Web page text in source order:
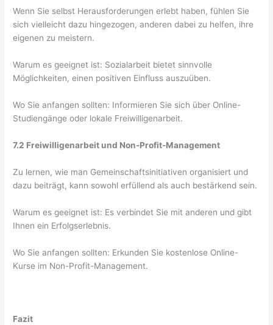
Wenn Sie selbst Herausforderungen erlebt haben, fühlen Sie
sich vielleicht dazu hingezogen, anderen dabei zu helfen, ihre
eigenen zu meistern.
Warum es geeignet ist: Sozialarbeit bietet sinnvolle
Möglichkeiten, einen positiven Einfluss auszuüben.
Wo Sie anfangen sollten: Informieren Sie sich über Online-
Studiengänge oder lokale Freiwilligenarbeit.
7.2 Freiwilligenarbeit und Non-Profit-Management
Zu lernen, wie man Gemeinschaftsinitiativen organisiert und
dazu beiträgt, kann sowohl erfüllend als auch bestärkend sein.
Warum es geeignet ist: Es verbindet Sie mit anderen und gibt
Ihnen ein Erfolgserlebnis.
Wo Sie anfangen sollten: Erkunden Sie kostenlose Online-
Kurse im Non-Profit-Management.
Fazit